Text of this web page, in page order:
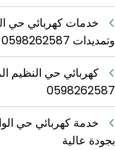
خدمات كهربائي حي
وتمديدات 0598262587
كهربائي حي النظيم
0598262587
خدمة كهربائي حي
بجودة عالية